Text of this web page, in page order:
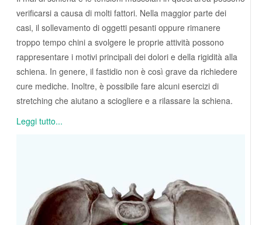
verificarsi a causa di molti fattori. Nella maggior parte dei
casi, il sollevamento di oggetti pesanti oppure rimanere
troppo tempo chini a svolgere le proprie attività possono
rappresentare i motivi principali dei dolori e della rigidità alla
schiena. In genere, il fastidio non è così grave da richiedere
cure mediche. Inoltre, è possibile fare alcuni esercizi di
stretching che aiutano a sciogliere e a rilassare la schiena.
Leggi tutto...